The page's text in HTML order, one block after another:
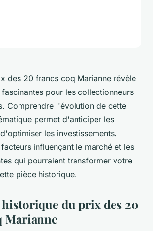
des 20 francs coq Marianne révèle
pour les collectionneurs
Comprendre l'évolution de cette
permet d'anticiper les
les investissements.
influençant le marché et les
qui pourraient transformer votre
pièce historique.
du prix des 20
Marianne